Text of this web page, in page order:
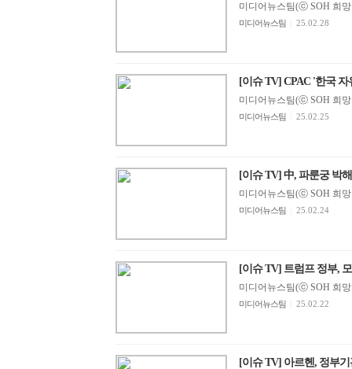
미디어뉴스팀(ⓒ SOH 희망
미디어뉴스팀 25.02.28
[이슈 TV] CPAC '한국
미디어뉴스팀(ⓒ SOH 희망
미디어뉴스팀 25.02.25
[이슈 TV] 中, 파룬궁 박
미디어뉴스팀(ⓒ SOH 희망
미디어뉴스팀 25.02.24
[이슈 TV] 트럼프 정부,
미디어뉴스팀(ⓒ SOH 희망
미디어뉴스팀 25.02.22
[이슈 TV] 아르헨, 정부